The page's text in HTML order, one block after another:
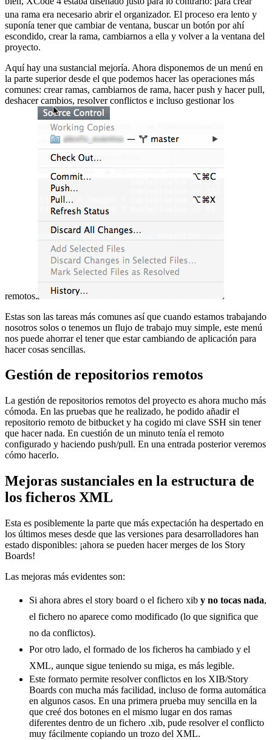
una rama era necesario abrir el organizador. El proceso era lento y
suponía tener que cambiar de ventana, buscar un botón por ahí
escondido, crear la rama, cambiarnos a ella y volver a la ventana del
proyecto.
Aquí hay una sustancial mejoría. Ahora disponemos de un menú en
la parte superior desde el que podemos hacer las operaciones más
comunes: crear ramas, cambiarnos de rama, hacer push y hacer pull,
deshacer cambios, resolver conflictos e incluso gestionar los
remotos.
Estas son las tareas más comunes así que cuando estamos trabajando
nosotros solos o tenemos un flujo de trabajo muy simple, este menú
nos puede ahorrar el tener que estar cambiando de aplicación para
hacer cosas sencillas.
Gestión de repositorios remotos
La gestión de repositorios remotos del proyecto es ahora mucho más
cómoda. En las pruebas que he realizado, he podido añadir el
repositorio remoto de bitbucket y ha cogido mi clave SSH sin tener
que hacer nada. En cuestión de un minuto tenía el remoto
configurado y haciendo push/pull. En una entrada posterior veremos
cómo hacerlo.
Mejoras sustanciales en la estructura de
los ficheros XML
Esta es posiblemente la parte que más expectación ha despertado en
los últimos meses desde que las versiones para desarrolladores han
estado disponibles: ¡ahora se pueden hacer merges de los Story
Boards!
Las mejoras más evidentes son:
Si ahora abres el story board o el fichero xib y no tocas nada,
el fichero no aparece como modificado (lo que significa que
no da conflictos).
Por otro lado, el formado de los ficheros ha cambiado y el
XML, aunque sigue teniendo su miga, es más legible.
Este formato permite resolver conflictos en los XIB/Story
Boards con mucha más facilidad, incluso de forma automática
en algunos casos. En una primera prueba muy sencilla en la
que creé dos botones en el mismo lugar en dos ramas
diferentes dentro de un fichero .xib, pude resolver el conflicto
muy fácilmente copiando un trozo del XML.